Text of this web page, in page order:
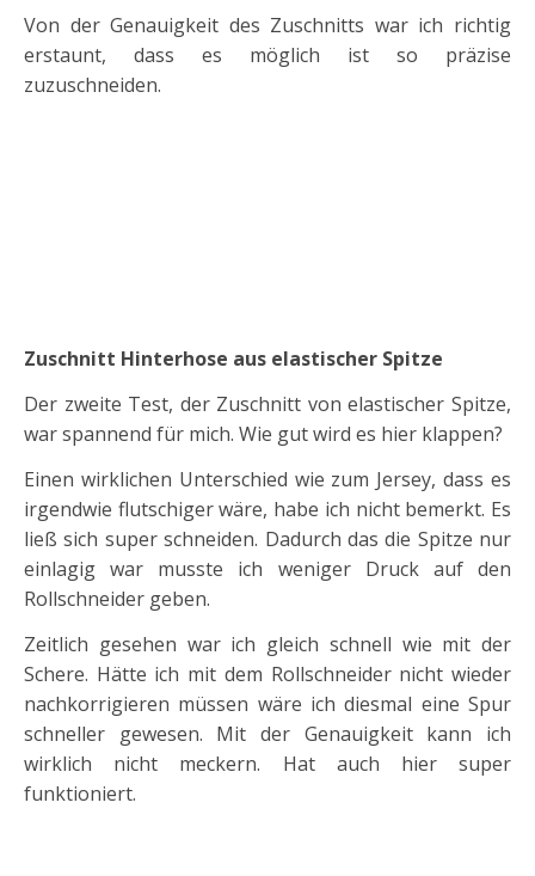
Von der Genauigkeit des Zuschnitts war ich richtig
erstaunt, dass es möglich ist so präzise
zuzuschneiden.
Zuschnitt Hinterhose aus elastischer Spitze
Der zweite Test, der Zuschnitt von elastischer Spitze,
war spannend für mich. Wie gut wird es hier klappen?
Einen wirklichen Unterschied wie zum Jersey, dass es
irgendwie flutschiger wäre, habe ich nicht bemerkt. Es
ließ sich super schneiden. Dadurch das die Spitze nur
einlagig war musste ich weniger Druck auf den
Rollschneider geben.
Zeitlich gesehen war ich gleich schnell wie mit der
Schere. Hätte ich mit dem Rollschneider nicht wieder
nachkorrigieren müssen wäre ich diesmal eine Spur
schneller gewesen. Mit der Genauigkeit kann ich
wirklich nicht meckern. Hat auch hier super
funktioniert.